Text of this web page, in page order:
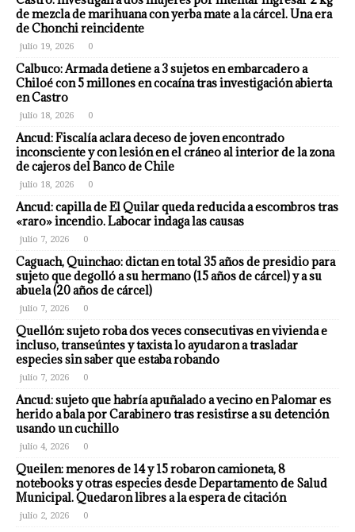
de mezcla de marihuana con yerba mate a la cárcel. Una era
de Chonchi reincidente
julio 19, 2026 0
Calbuco: Armada detiene a 3 sujetos en embarcadero a
Chiloé con 5 millones en cocaína tras investigación abierta
en Castro
julio 18, 2026 0
Ancud: Fiscalía aclara deceso de joven encontrado
inconsciente y con lesión en el cráneo al interior de la zona
de cajeros del Banco de Chile
julio 18, 2026 0
Ancud: capilla de El Quilar queda reducida a escombros tras
«raro» incendio. Labocar indaga las causas
julio 7, 2026 0
Caguach, Quinchao: dictan en total 35 años de presidio para
sujeto que degolló a su hermano (15 años de cárcel) y a su
abuela (20 años de cárcel)
julio 7, 2026 0
Quellón: sujeto roba dos veces consecutivas en vivienda e
incluso, transeúntes y taxista lo ayudaron a trasladar
especies sin saber que estaba robando
julio 7, 2026 0
Ancud: sujeto que habría apuñalado a vecino en Palomar es
herido a bala por Carabinero tras resistirse a su detención
usando un cuchillo
julio 4, 2026 0
Queilen: menores de 14 y 15 robaron camioneta, 8
notebooks y otras especies desde Departamento de Salud
Municipal. Quedaron libres a la espera de citación
julio 2, 2026 0